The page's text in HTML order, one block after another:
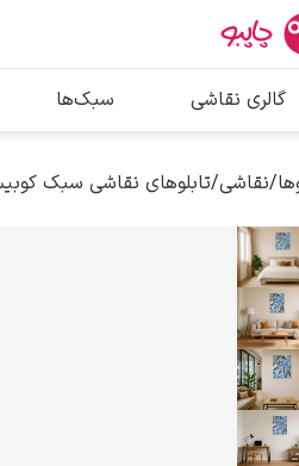
بیشترین
پیکاسو
سالوادور دالی
گالری نقاشی سبک‌ها
/نقاشی/تابلوهای نقاشی سبک